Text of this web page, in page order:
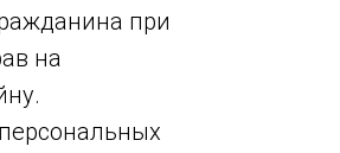
при
на